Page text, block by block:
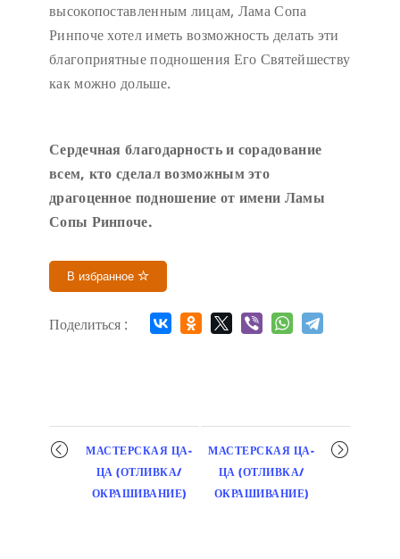
высокопоставленным лицам, Лама Сопа
Ринпоче хотел иметь возможность делать эти
благоприятные подношения Его Святейшеству
как можно дольше.
Сердечная благодарность и сорадование
всем, кто сделал возможным это
драгоценное подношение от имени Ламы
Сопы Ринпоче.
В избранное
Поделиться :
Мероприятие
навигация
МАСТЕРСКАЯ ЦА-
ЦА (ОТЛИВКА/
ОКРАШИВАНИЕ)
МАСТЕРСКАЯ ЦА-
ЦА (ОТЛИВКА/
ОКРАШИВАНИЕ)